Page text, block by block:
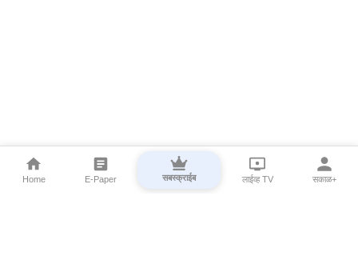
Home E-Paper सबस्क्राईब लाईव्ह TV सकाळ+